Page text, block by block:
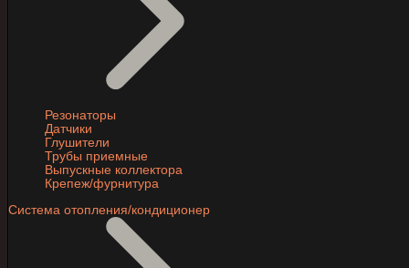
Резонаторы
Датчики
Глушители
Трубы приемные
Выпускные коллектора
Крепеж/фурнитура
Система отопления/кондиционер